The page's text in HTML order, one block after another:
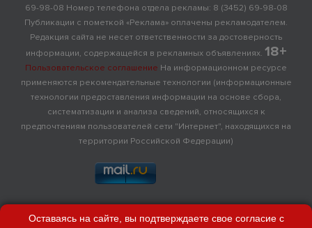
69-98-08 Номер телефона отдела рекламы: 8 (3452) 69-98-08
Публикации с пометкой «Реклама» оплачены рекламодателем.
Редакция сайта не несет ответственности за достоверность
информации, содержащейся в рекламных объявлениях. 18+
Пользовательское соглашение На информационном ресурсе
применяются рекомендательные технологии (информационные
технологии предоставления информации на основе сбора,
систематизации и анализа сведений, относящихся к
предпочтениям пользователей сети "Интернет", находящихся на
территории Российской Федерации)
Оставаясь на сайте, вы подтверждаете свое согласие с